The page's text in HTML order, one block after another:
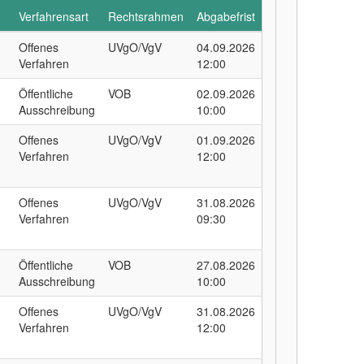
Verfahrensart Rechtsrahmen
Abgabefrist
Offenes
Verfahren
UVgO/VgV
04.09.2026
12:00
Öffentliche
Ausschreibung
VOB
02.09.2026
10:00
Offenes
Verfahren
UVgO/VgV
01.09.2026
12:00
Offenes
Verfahren
UVgO/VgV
31.08.2026
09:30
Öffentliche
Ausschreibung
VOB
27.08.2026
10:00
Offenes
Verfahren
UVgO/VgV
31.08.2026
12:00